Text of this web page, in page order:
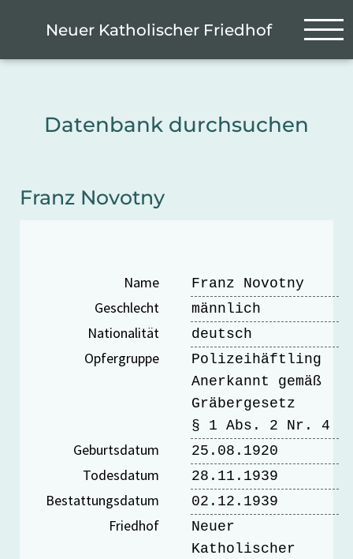
Neuer Katholischer Friedhof
Datenbank durchsuchen
Franz Novotny
Name Franz Novotny
Geschlecht männlich
Nationalität deutsch
Opfergruppe
Polizeihäftling
Anerkannt gemäß
Gräbergesetz
§ 1 Abs. 2 Nr. 4
Geburtsdatum 25.08.1920
Todesdatum 28.11.1939
Bestattungsdatum 02.12.1939
Friedhof
Neuer
Katholischer